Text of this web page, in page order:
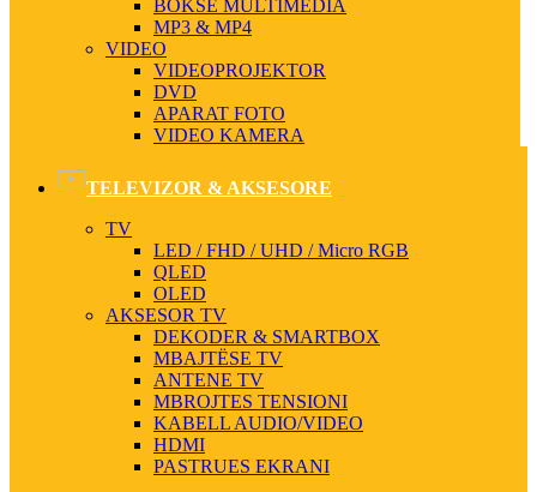
BOKSE MULTIMEDIA
MP3 & MP4
VIDEO
VIDEOPROJEKTOR
DVD
APARAT FOTO
VIDEO KAMERA
TELEVIZOR & AKSESORE
TV
LED / FHD / UHD / Micro RGB
QLED
OLED
AKSESOR TV
DEKODER & SMARTBOX
MBAJTËSE TV
ANTENE TV
MBROJTES TENSIONI
KABELL AUDIO/VIDEO
HDMI
PASTRUES EKRANI